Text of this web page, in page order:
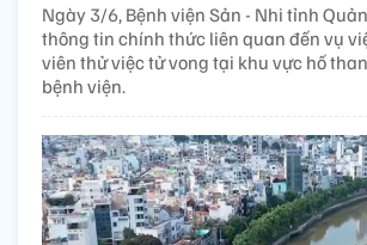
Ngày 3/6, Bệnh viện Sản - Nhi tỉnh
thông tin chính thức liên quan đến vụ
viên thử việc tử vong tại khu vực hố
bệnh viện.